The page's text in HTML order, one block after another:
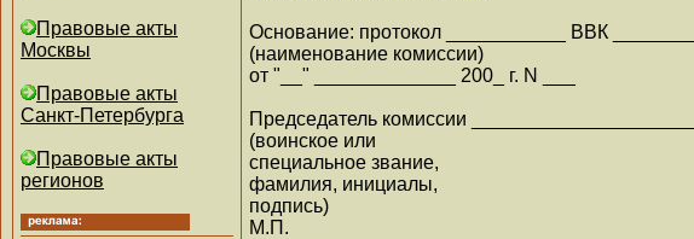
Правовые акты
Москвы
Правовые акты
Санкт-Петербурга
Правовые акты
регионов
Основание: протокол ___________ ВВК
(наименование комиссии)
от "__" _____________ 200_ г. N ___
Председатель комиссии
(воинское или
специальное звание,
фамилия, инициалы,
подпись)
М.П.